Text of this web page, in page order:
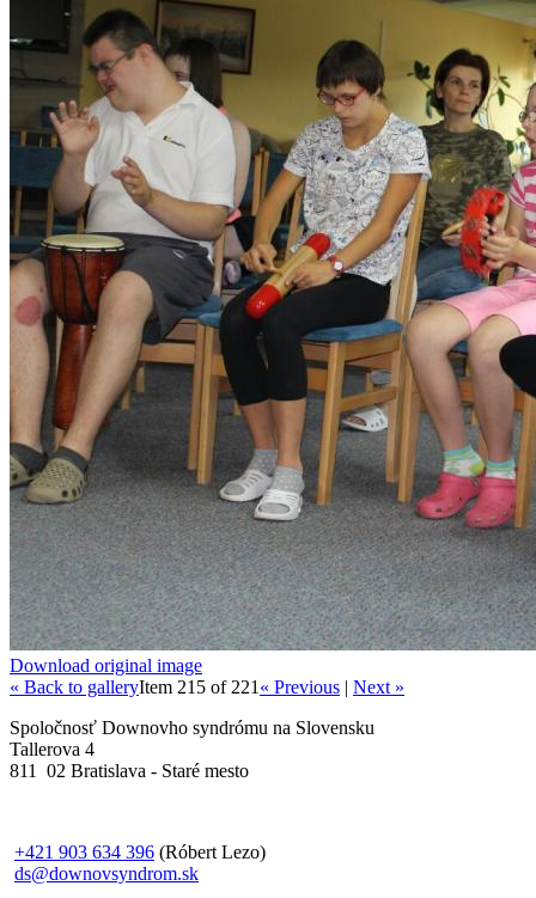
Download original image
« Back to galleryItem 215 of 221 « Previous | Next »
Spoločnosť Downovho syndrómu na Slovensku
Tallerova 4
811 02 Bratislava - Staré mesto
+421 903 634 396 (Róbert Lezo)
ds@downovsyndrom.sk